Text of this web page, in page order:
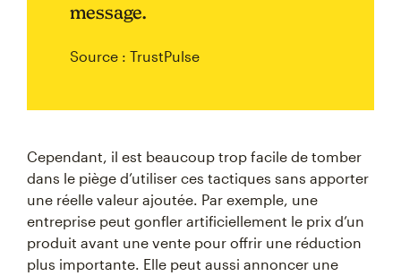
message.
Source : TrustPulse
Cependant, il est beaucoup trop facile de tomber
dans le piège d’utiliser ces tactiques sans apporter
une réelle valeur ajoutée. Par exemple, une
entreprise peut gonfler artificiellement le prix d’un
produit avant une vente pour offrir une réduction
plus importante. Elle peut aussi annoncer une